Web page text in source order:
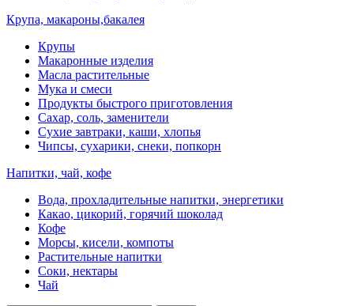
Крупа, макароны,бакалея
Крупы
Макаронные изделия
Масла растительные
Мука и смеси
Продукты быстрого приготовления
Сахар, соль, заменители
Сухие завтраки, каши, хлопья
Чипсы, сухарики, снеки, попкорн
Напитки, чай, кофе
Вода, прохладительные напитки, энергетики
Какао, цикорий, горячий шоколад
Кофе
Морсы, кисели, компоты
Растительные напитки
Соки, нектары
Чай